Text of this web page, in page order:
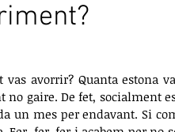
vas avorrir? Quanta estona
no gaire. De fet, socialment
un mes per endavant. Si